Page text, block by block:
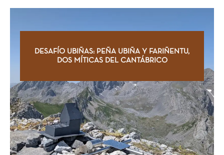
DESAFÍO UBIÑAS: PEÑA UBIÑA Y FARIÑENTU,
DOS MÍTICAS DEL CANTÁBRICO